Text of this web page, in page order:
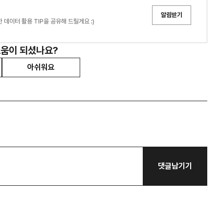
데이터 활용 TIP을 공유해 드릴게요 :)
알림받기
이 되셨나요?
아쉬워요
댓글남기기